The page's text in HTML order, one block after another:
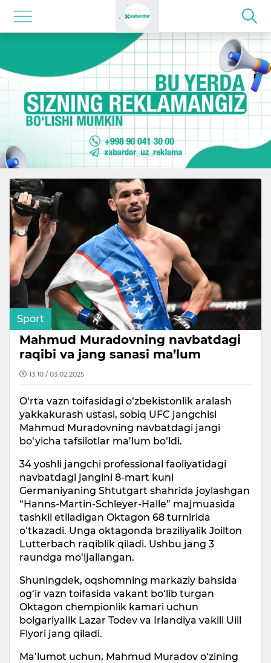
Sport
Mahmud Muradovning navbatdagi
raqibi va jang sanasi ma’lum
13:10 / 03.02.2025
O‘rta vazn toifasidagi o‘zbekistonlik aralash
yakkakurash ustasi, sobiq UFC jangchisi
Mahmud Muradovning navbatdagi jangi
bo‘yicha tafsilotlar ma’lum bo‘ldi.
34 yoshli jangchi professional faoliyatidagi
navbatdagi jangini 8-mart kuni
Germaniyaning Shtutgart shahrida joylashgan
“Hanns-Martin-Schleyer-Halle” majmuasida
tashkil etiladigan Oktagon 68 turnirida
o‘tkazadi. Unga oktagonda braziliyalik Joilton
Lutterbach raqiblik qiladi. Ushbu jang 3
raundga mo‘ljallangan.
Shuningdek, oqshomning markaziy bahsida
og‘ir vazn toifasida vakant bo‘lib turgan
Oktagon chempionlik kamari uchun
bolgariyalik Lazar Todev va Irlandiya vakili Uill
Flyori jang qiladi.
Ma’lumot uchun, Mahmud Muradov o‘zining